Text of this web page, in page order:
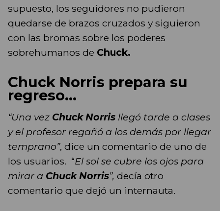
supuesto, los seguidores no pudieron
quedarse de brazos cruzados y siguieron
con las bromas sobre los poderes
sobrehumanos de Chuck.
Chuck Norris prepara su
regreso...
“Una vez Chuck Norris llegó tarde a clases
y el profesor regañó a los demás por llegar
temprano”, dice un comentario de uno de
los usuarios. “El sol se cubre los ojos para
mirar a Chuck Norris”, decía otro
comentario que dejó un internauta.